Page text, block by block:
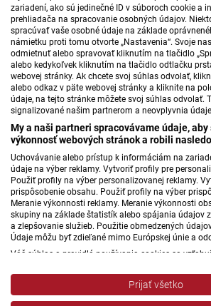
zariadení, ako sú jedinečné ID v súboroch cookie a
prehliadača na spracovanie osobných údajov.
spracúvať vaše osobné údaje na základe
námietku proti tomu otvorte „Nastavenia“. Svoje
odmietnuť alebo spravovať kliknutím na tlačidlo
alebo kedykoľvek kliknutím na tlačidlo odtlačku
webovej stránky. Ak chcete svoj súhlas odvolať,
alebo odkaz v päte webovej stránky a kliknite na
údaje, na tejto stránke môžete svoj súhlas odvolať.
signalizované našim partnerom a neovplyvnia
My a naši partneri spracovávame údaje,
výkonnosť webových stránok a robili
Uchovávanie alebo prístup k informáciám na
údaje na výber reklamy. Vytvoriť profily pre
Použiť profily na výber personalizovanej reklamy.
prispôsobenie obsahu. Použiť profily na výber
Meranie výkonnosti reklamy. Meranie výkonnosti
skupiny na základe štatistík alebo spájania údajov
a zlepšovanie služieb. Použitie obmedzených
Údaje môžu byť zdieľané mimo Európskej únie a
Váš súhlas a pravidlá používania cookies sa
Stred, Rádio Regina Západ, Rádio Patria, Rádio
pozdravy, Rádio Slovensko, RSI Francais, RSI English,
Junior, RSI, Rádio Regina Východ, Rádio_FM, RSI
Prijať všetko
Fotó: Pillangóház Szlovákia/Facebook
Jednotka
Dvojka
24
Šport
Správy STVR
Podcasty
Mobilné aplikácie